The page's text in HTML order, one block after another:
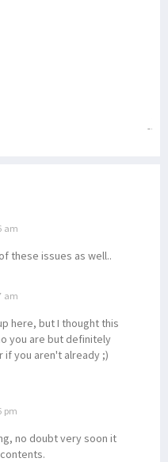
am
these issues as well..
am
here, but I thought this
you are but definitely
you aren't already ;)
pm
no doubt very soon it